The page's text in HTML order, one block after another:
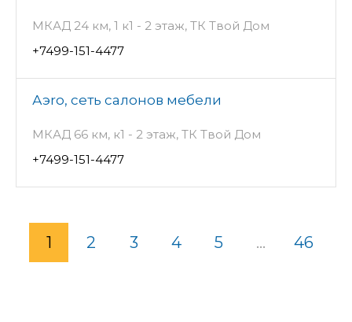
МКАД 24 км, 1 к1 - 2 этаж, ТК Твой Дом
+7499-151-4477
Аэro, сеть салонов мебели
МКАД 66 км, к1 - 2 этаж, ТК Твой Дом
+7499-151-4477
1 2 3 4 5 ... 46